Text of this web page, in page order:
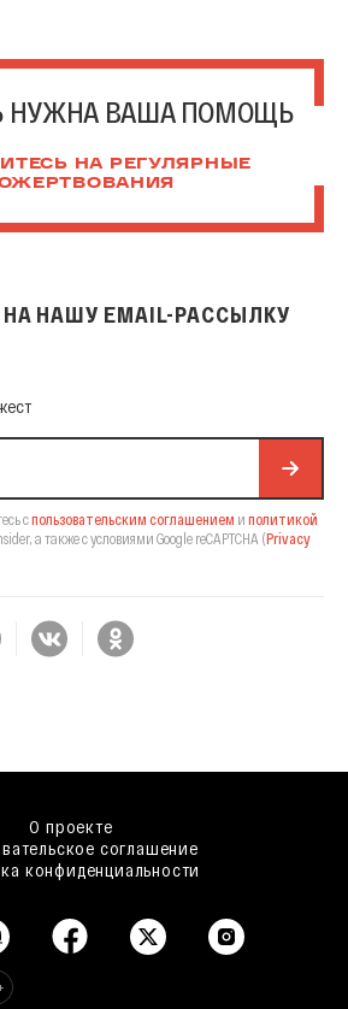
НУЖНА ВАША ПОМОЩЬ
НА РЕГУЛЯРНЫЕ
НАШУ EMAIL-РАССЫЛКУ
рассылку
спользовательским соглашением и политикой
а также с условиями Google reCAPTCHA (Privacy
О проекте
соглашение
конфиденциальности